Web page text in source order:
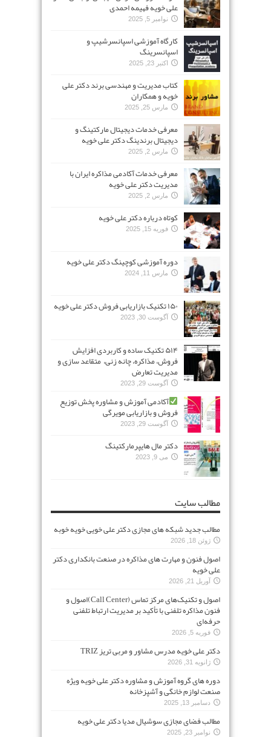
علی خویه فهیمه احمدی
نوامبر 5, 2025
کارگاه آموزشی اسپانسرشیپ و
اسپانسرینگ
اکتبر 23, 2025
کتاب مدیریت و مهندسی برند دکتر علی
خویه و همکاران
مارس 25, 2025
معرفی خدمات دیجیتال مارکتینگ و
دیجیتال برندینگ دکتر علی خویه
مارس 2, 2025
معرفی خدمات آکادمی مذاکره ایران با
مدیریت دکتر علی خویه
مارس 2, 2025
کوتاه درباره دکتر علی خویه
فوریه 15, 2025
دوره آموزشی کوچینگ دکتر علی خویه
مارس 11, 2024
۱۵۰ تکنیک بازاریابی فروش دکتر علی خویه
آگوست 30, 2023
۵۱۴ تکنیک ساده و کاربردی افزایش
فروش، مذاکره، چانه زنی، متقاعد سازی و
مدیریت تعارض
آگوست 29, 2023
آکادمی آموزش و مشاوره پخش توزیع
فروش و بازاریابی مویرگی
آگوست 29, 2023
دکتر مال هایپرمارکتینگ
می 9, 2023
مطالب سایت
مطالب جدید شبکه های مجازی دکتر علی خویی خویه خوبه
ژوئن 18, 2026
اصول فنون و مهارت های مذاکره در صنعت بانکداری دکتر
علی خویه
آوریل 21, 2026
اصول و تکنیک‌های مرکز تماس (Call Center)اصول و
فنون مذاکره تلفنی با تأکید بر مدیریت ارتباط تلفنی
حرفه‌ای
فوریه 5, 2026
دکتر علی خویه مدرس مشاور و مربی تریز TRIZ
ژانویه 31, 2026
دوره های گروه آموزش و مشاوره دکتر علی خویه ویژه
صنعت لوازم خانگی و آشپزخانه
دسامبر 13, 2025
مطالب فضای مجازی سوشیال مدیا دکتر علی خویه
نوامبر 23, 2025